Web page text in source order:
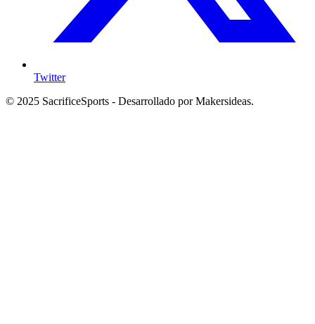
Twitter
© 2025 SacrificeSports - Desarrollado por Makersideas.